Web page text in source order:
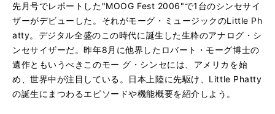
先月号でレポートした"MOOG Fest 2006"で1台のシンセサイ
ザーがデビューした。それがモーグ・ミュージックのLittle Ph
atty。デジタル全盛のこの時代に誕生した生粋のアナログ・シ
ンセサイザーだ。昨年8月に他界したロバート・モーグ博士の
遺作ともいうべきこのモー グ・シンセには、アメリカを始
め、世界中が注目している。日本上陸に先駆け、Little Phatty
の誕生にまつわるエピソードや機能概要を紹介しよう。